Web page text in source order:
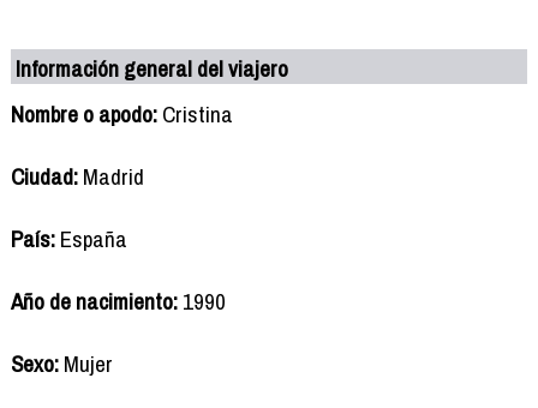
Información general del viajero
Nombre o apodo:Cristina
Ciudad:Madrid
País:España
Año de nacimiento:1990
Sexo:Mujer